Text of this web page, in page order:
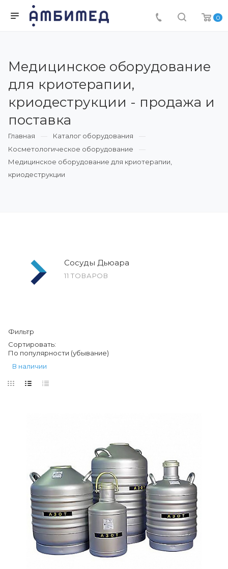
0
Медицинское оборудование
для криотерапии,
криодеструкции - продажа и
поставка
Главная
Каталог оборудования
Косметологическое оборудование
Медицинское оборудование для криотерапии,
криодеструкции
Сосуды Дьюара
11 ТОВАРОВ
Фильтр
Сортировать:
По популярности (убывание)
В наличии